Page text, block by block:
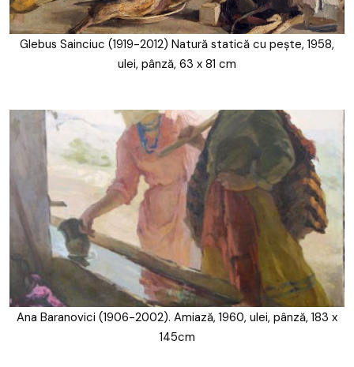
Glebus Sainciuc (1919-2012) Natură statică cu pește, 1958,
ulei, pânză, 63 x 81 cm
Ana Baranovici (1906-2002). Amiază, 1960, ulei, pânză, 183 x
145cm